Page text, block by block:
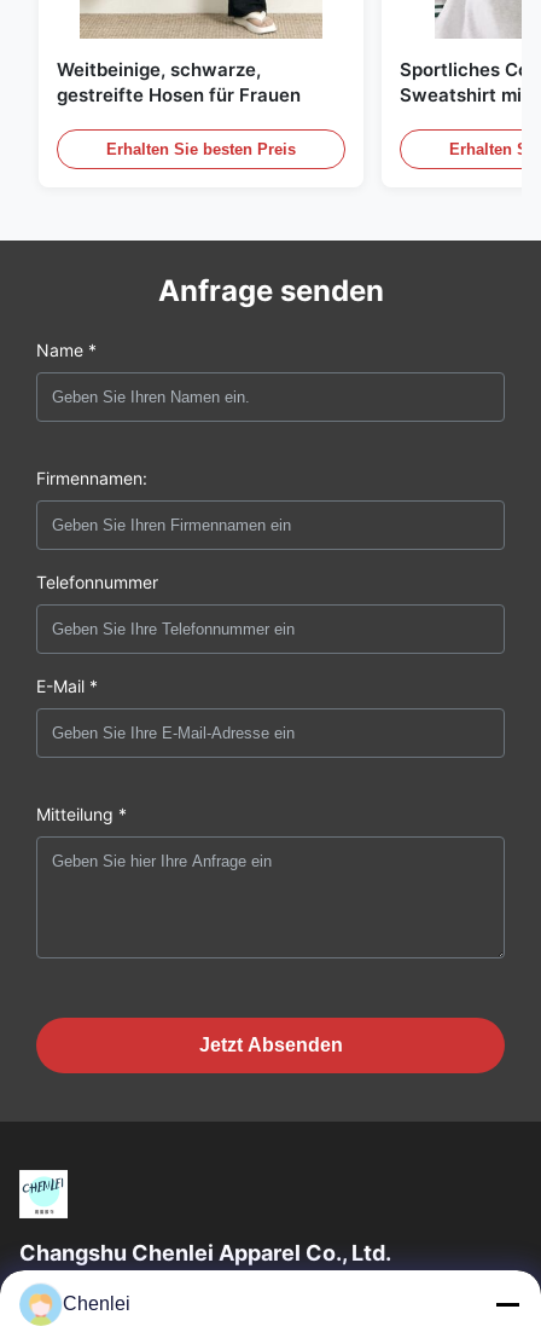
Weitbeinige, schwarze,
gestreifte Hosen für Frauen
Erhalten Sie besten Preis
Sportliches
Sweatshirt mit
Erhalten
Anfrage senden
Name *
Firmennamen:
Telefonnummer
E-Mail *
Mitteilung *
Jetzt Absenden
Changshu Chenlei Apparel Co., Ltd.
CHANGSHU CHENLEI APPAREL CO., LTD Unsere Fabrik wurde
2011 gegründet und befindet sich in der Stadt Suzhou, Provinz
Chenlei